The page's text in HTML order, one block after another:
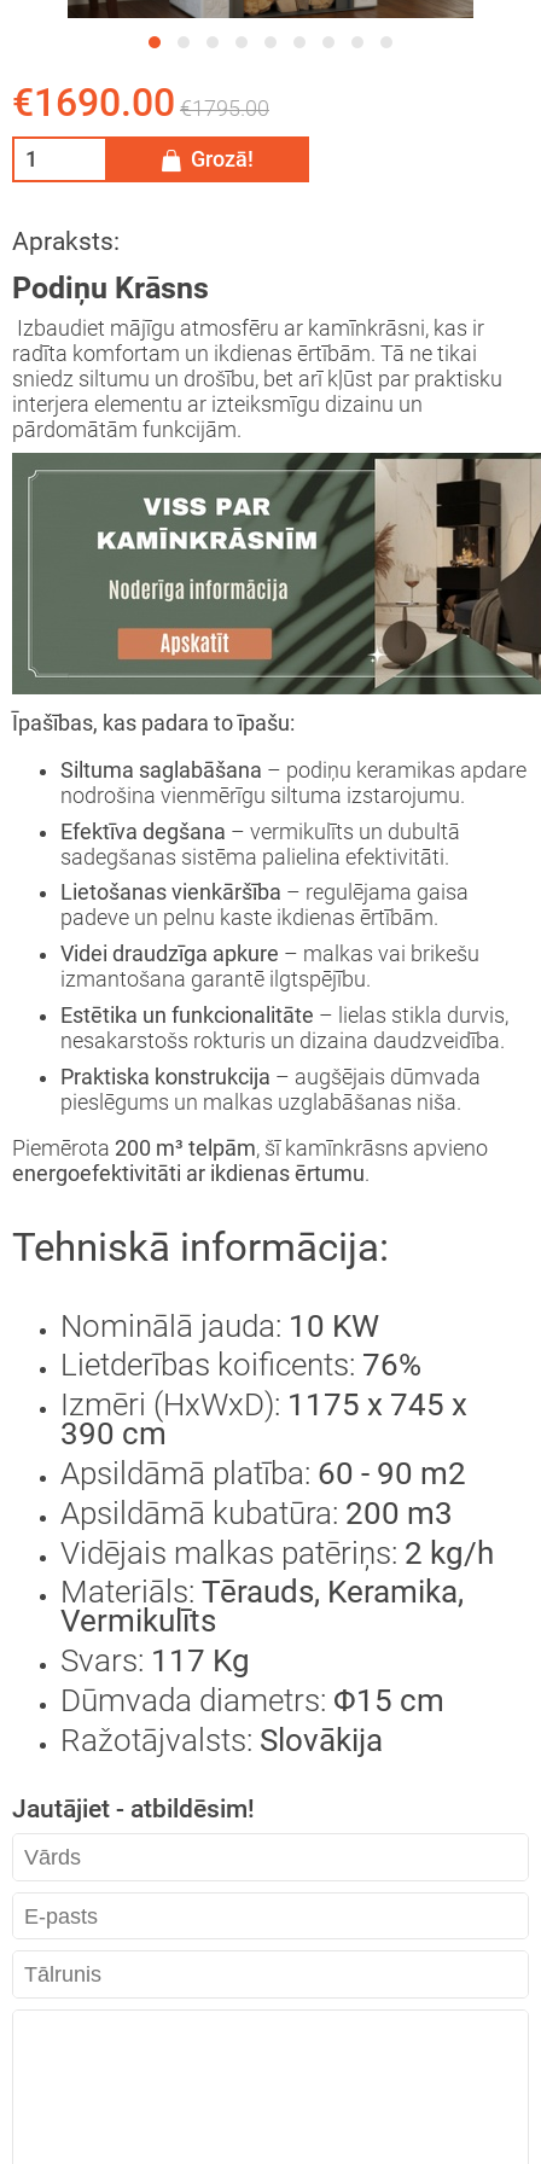
€1690.00 €1795.00
Grozā!
Apraksts:
Podiņu Krāsns
Izbaudiet mājīgu atmosfēru ar kamīnkrāsni, kas ir
radīta komfortam un ikdienas ērtībām. Tā ne tikai
sniedz siltumu un drošību, bet arī kļūst par praktisku
interjera elementu ar izteiksmīgu dizainu un
pārdomātām funkcijām.
Īpašības, kas padara to īpašu:
Siltuma saglabāšana – podiņu keramikas apdare
nodrošina vienmērīgu siltuma izstarojumu.
Efektīva degšana – vermikulīts un dubultā
sadegšanas sistēma palielina efektivitāti.
Lietošanas vienkāršība – regulējama gaisa
padeve un pelnu kaste ikdienas ērtībām.
Videi draudzīga apkure – malkas vai brikešu
izmantošana garantē ilgtspējību.
Estētika un funkcionalitāte – lielas stikla durvis,
nesakarstošs rokturis un dizaina daudzveidība.
Praktiska konstrukcija – augšējais dūmvada
pieslēgums un malkas uzglabāšanas niša.
Piemērota 200 m³ telpām, šī kamīnkrāsns apvieno
energoefektivitāti ar ikdienas ērtumu.
Tehniskā informācija:
Nominālā jauda: 10 KW
Lietderības koificents: 76%
Izmēri (HxWxD): 1175 x 745 x
390 cm
Apsildāmā platība: 60 - 90 m2
Apsildāmā kubatūra: 200 m3
Vidējais malkas patēriņs: 2 kg/h
Materiāls: Tērauds, Keramika,
Vermikulīts
Svars: 117 Kg
Dūmvada diametrs: Φ15 cm
Ražotājvalsts: Slovākija
Jautājiet - atbildēsim!
instrukcija
konkurss